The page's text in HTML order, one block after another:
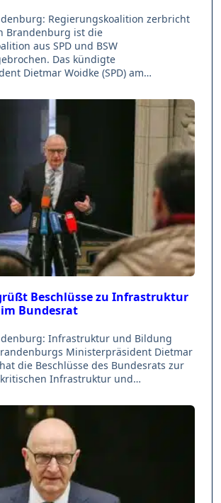
Regierungskoalition zerbricht
Brandenburg ist die
aus SPD und BSW
Das kündigte
Dietmar Woidke (SPD) am…
Beschlüsse zu Infrastruktur
Bundesrat
Infrastruktur und Bildung
Ministerpräsident Dietmar
hat die Beschlüsse des Bundesrats zur
Infrastruktur und…